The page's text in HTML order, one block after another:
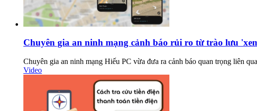
Chuyên gia an ninh mạng cảnh báo rủi ro từ trào lưu
Chuyên gia an ninh mạng Hiếu PC vừa đưa ra cảnh báo quan trọng liên
Video